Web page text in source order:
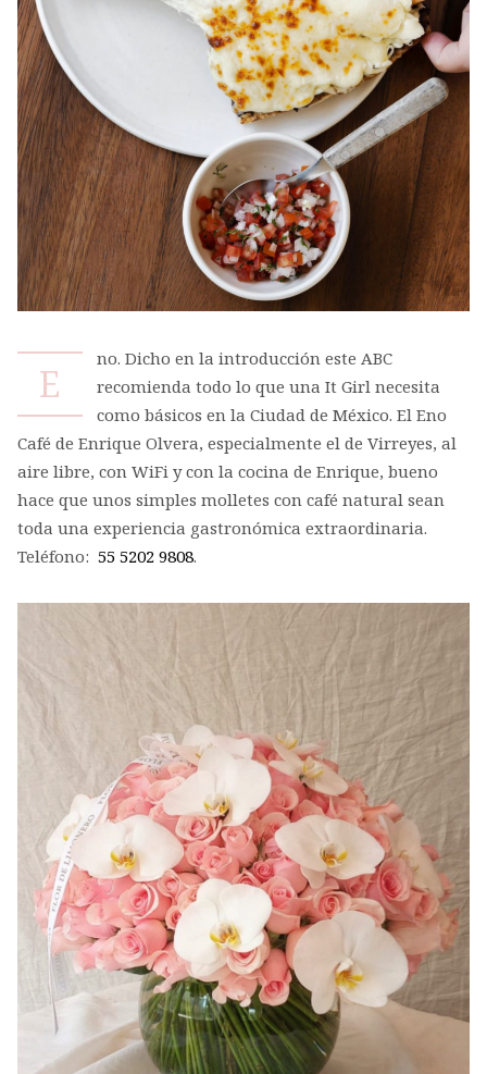
E
no. Dicho en la introducción este ABC
recomienda todo lo que una It Girl necesita
como básicos en la Ciudad de México. El Eno
Café de Enrique Olvera, especialmente el de Virreyes, al
aire libre, con WiFi y con la cocina de Enrique, bueno
hace que unos simples molletes con café natural sean
toda una experiencia gastronómica extraordinaria.
Teléfono: 55 5202 9808.